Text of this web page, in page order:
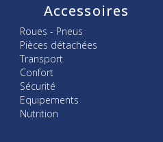
Accessoires
Roues - Pneus
Pièces détachées
Transport
Confort
Sécurité
Equipements
Nutrition